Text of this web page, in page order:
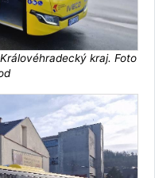
kraj. Foto